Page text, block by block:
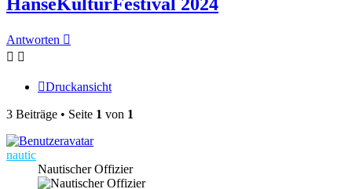
Antworten
Druckansicht
3 Beiträge • Seite 1 von 1
nautic
Nautischer Offizier